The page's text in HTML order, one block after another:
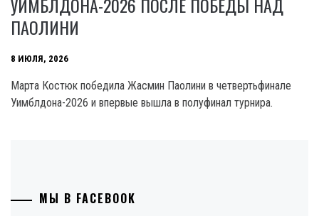
ПАОЛИНИ
8 ИЮЛЯ, 2026
Марта Костюк победила Жасмин Паолини в четвертьфинале
Уимблдона-2026 и впервые вышла в полуфинал турнира.
МЫ В FACEBOOK